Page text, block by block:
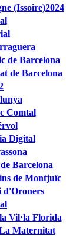
(Issoire)2024
de Barcelona
de Barcelona
Comtal
Digital
Barcelona
de Montjuïc
d'Oroners
Vil·la Florida
Maternitat